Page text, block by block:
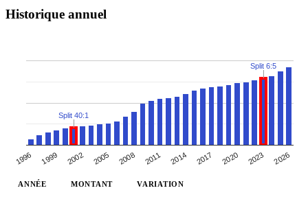
Historique annuel
1996 1999 2002 2005 2008 2011 2014 2017 2020 2023 2026
Split 40:1
Split 6:5
ANNÉE MONTANT VARIATION